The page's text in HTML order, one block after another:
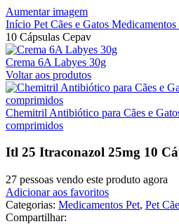
Aumentar imagem
Início Pet Cães e Gatos Medicamentos
10 Cápsulas Cepav
Crema 6A Labyes 30g
Voltar aos produtos
Chemitril Antibiótico para Cães e
comprimidos
Itl 25 Itraconazol 25mg 10
27 pessoas vendo este produto agora
Adicionar aos favoritos
Categorias: Medicamentos Pet, Pet
Compartilhar: